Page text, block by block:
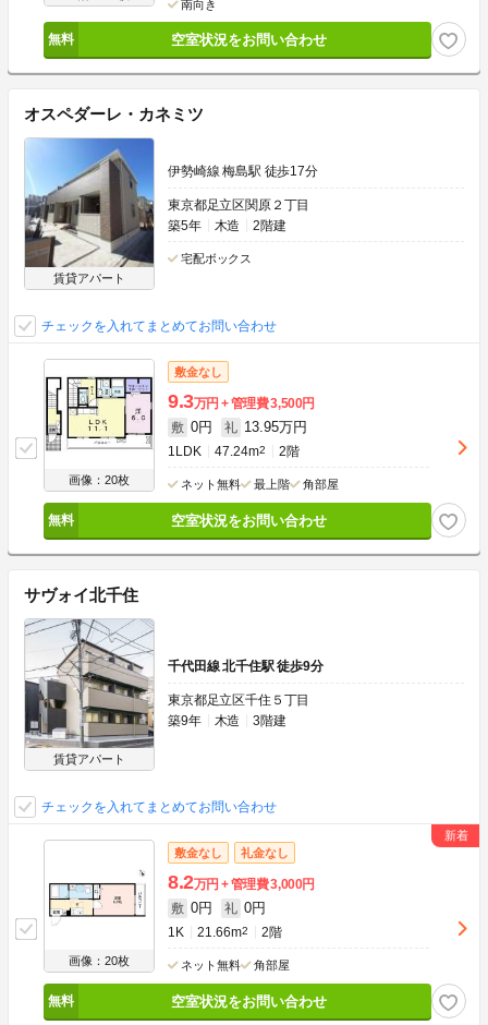
南向き
空室状況をお問い合わせ
オスペダーレ・カネミツ
賃貸アパート
伊勢崎線 梅島駅 徒歩17分
東京都足立区関原２丁目
築5年
木造 2階建
宅配ボックス
チェックを入れてまとめてお問い合わせ
画像：20枚
敷金なし
9.3万円 管理費3,500円
敷 0円 礼 13.95万円
1LDK 47.24m2 2階
ネット無料 最上階 角部屋
空室状況をお問い合わせ
サヴォイ北千住
賃貸アパート
千代田線 北千住駅 徒歩9分
東京都足立区千住５丁目
築9年
木造 3階建
チェックを入れてまとめてお問い合わせ
画像：20枚
敷金なし 礼金なし
8.2万円 管理費3,000円
敷 0円 礼 0円
1K 21.66m2 2階
ネット無料 角部屋
空室状況をお問い合わせ